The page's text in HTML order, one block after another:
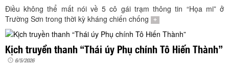
TÌM KIẾM
Vận hành bởi QI Corp
Điều không thể mất nói về 5 cô gái trạm thông tin “Họa mi” ở
Trường Sơn trong thời kỳ kháng chiến chống
+
Kịch truyền thanh “Thái úy Phụ chính Tô Hiến Thành”
6/5/2026